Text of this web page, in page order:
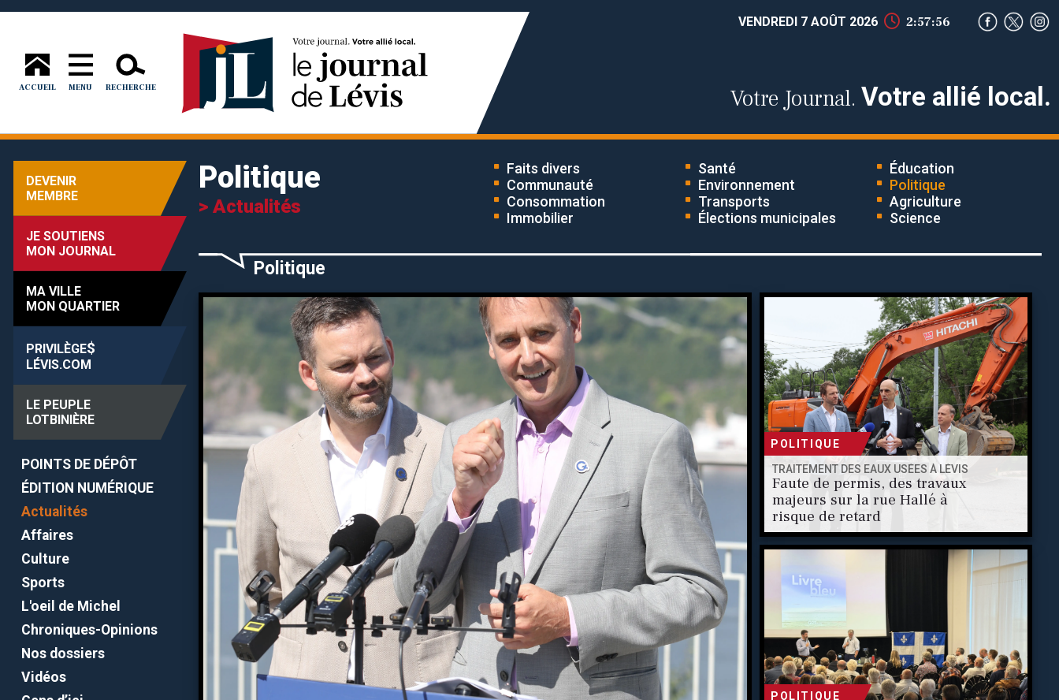
ACCUEIL MENU RECHERCHE
VENDREDI 7 AOÛT 2026 2:57:57
Votre Journal. Votre allié local.
DEVENIR
MEMBRE
JE SOUTIENS
MON JOURNAL
MA VILLE
MON QUARTIER
PRIVILÈGE$
LÉVIS.COM
LE PEUPLE
LOTBINIÈRE
POINTS DE DÉPÔT
ÉDITION NUMÉRIQUE
Actualités
Affaires
Culture
Sports
L'oeil de Michel
Chroniques-Opinions
Nos dossiers
Vidéos
Politique
> Actualités
Faits divers Santé
Éducation
Communauté
Environnement
Politique
Consommation
Transports
Agriculture
Immobilier
Élections municipales Science
Politique
POLITIQUE
TRAITEMENT DES EAUX USÉES À LÉVIS
Faute de permis, des travaux
majeurs sur la rue Hallé à
risque de retard
POLITIQUE